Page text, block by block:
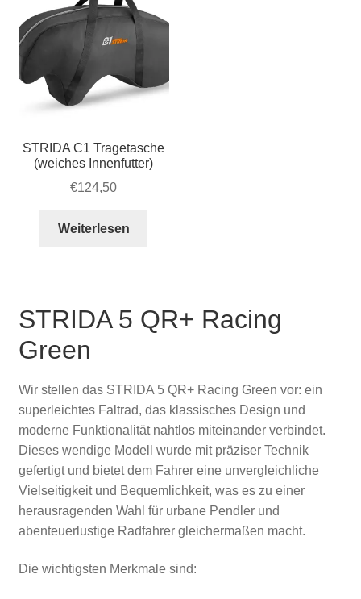
STRIDA C1 Tragetasche
(weiches Innenfutter)
€124,50
Weiterlesen
STRIDA 5 QR+ Racing
Green
Wir stellen das STRIDA 5 QR+ Racing Green vor: ein
superleichtes Faltrad, das klassisches Design und
moderne Funktionalität nahtlos miteinander verbindet.
Dieses wendige Modell wurde mit präziser Technik
gefertigt und bietet dem Fahrer eine unvergleichliche
Vielseitigkeit und Bequemlichkeit, was es zu einer
herausragenden Wahl für urbane Pendler und
abenteuerlustige Radfahrer gleichermaßen macht.
Die wichtigsten Merkmale sind: